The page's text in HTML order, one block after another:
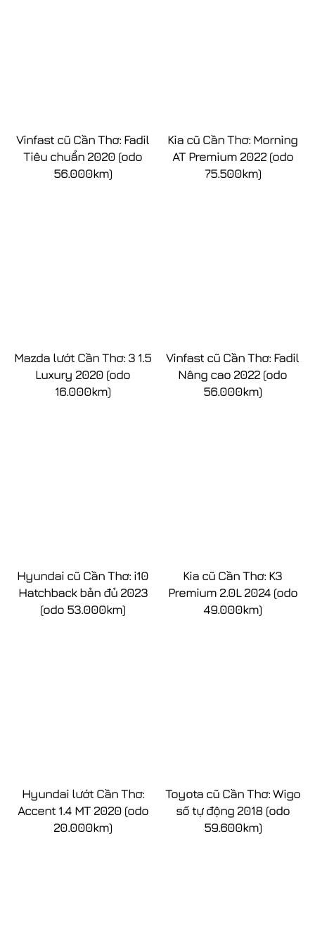
Vinfast cũ Cần Thơ: Fadil
Tiêu chuẩn 2020 (odo
56.000km)
Kia cũ Cần Thơ: Morning
AT Premium 2022 (odo
75.500km)
Mazda lướt Cần Thơ: 3 1.5
Luxury 2020 (odo
16.000km)
Vinfast cũ Cần Thơ: Fadil
Nâng cao 2022 (odo
56.000km)
Hyundai cũ Cần Thơ: i10
Hatchback bản đủ 2023
(odo 53.000km)
Kia cũ Cần Thơ: K3
Premium 2.0L 2024 (odo
49.000km)
Hyundai lướt Cần Thơ:
Accent 1.4 MT 2020 (odo
20.000km)
Toyota cũ Cần Thơ: Wigo
số tự động 2018 (odo
59.600km)